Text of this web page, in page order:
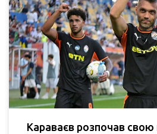
Караваєв розпочав свою